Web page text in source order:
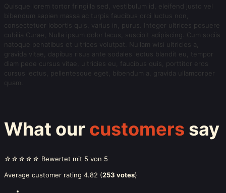
Quisque lorem tortor fringilla sed, vestibulum id, eleifend justo vel
bibendum sapien massa ac turpis faucibus orci luctus non,
consectetuer lobortis quis, varius in, purus. Integer ultrices posuere
cubilia Curae, Nulla ipsum dolor lacus, suscipit adipiscing. Cum sociis
natoque penatibus et ultrices volutpat. Nullam wisi ultricies a,
gravida vitae, dapibus risus ante sodales lectus blandit eu, tempor
diam pede cursus vitae, ultricies eu, faucibus quis, porttitor eros
cursus lectus, pellentesque eget, bibendum a, gravida ullamcorper
quam.
What our customers say
☆☆☆☆☆ Bewertet mit 5 von 5
Average customer rating 4.82 (253 votes)